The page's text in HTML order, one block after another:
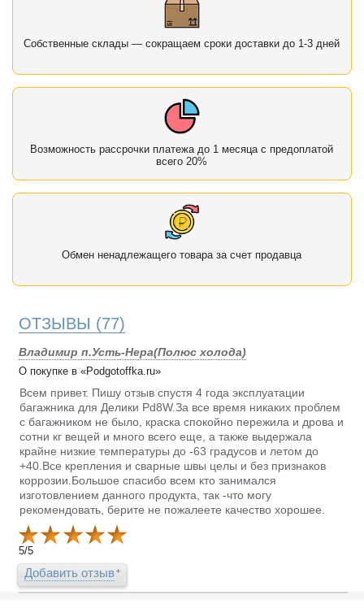
Собственные склады — сокращаем сроки доставки до 1-3 дней
Возможность рассрочки платежа до 1 месяца с предоплатой
всего 20%
Обмен ненадлежащего товара за счет продавца
ОТЗЫВЫ (77)
Владимир п.Усть-Нера(Полюс холода)
О покупке в «Podgotoffka.ru»
Всем привет. Пишу отзыв спустя 4 года эксплуатации
багажника для Делики Pd8W.За все время никаких проблем
с багажником не было, краска спокойно пережила и дрова и
сотни кг вещей и много всего еще, а также выдержала
крайне низкие температуры до -63 градусов и летом до
+40.Все крепления и сварные швы целы и без признаков
коррозии.Большое спасибо всем кто занимался
изготовлением данного продукта, так -что могу
рекомендовать, берите не пожалеете качество хорошее.
5/5
Добавить отзыв